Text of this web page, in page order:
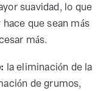
suavidad, lo que
que sean más
más.
la eliminación de la
de grumos,